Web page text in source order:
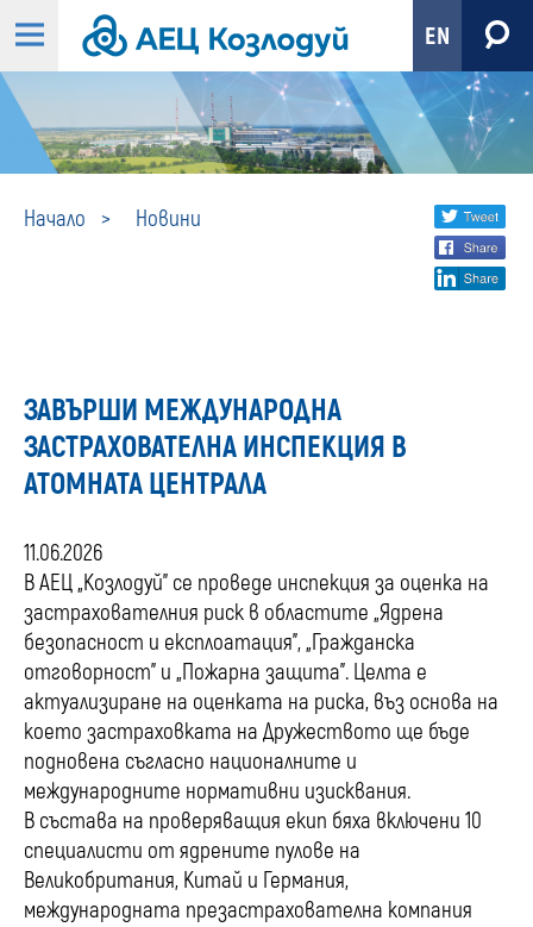
EN
Начало Новини
Share
social
ЗАВЪРШИ МЕЖДУНАРОДНА
ЗАСТРАХОВАТЕЛНА ИНСПЕКЦИЯ В
АТОМНАТА ЦЕНТРАЛА
11.06.2026
В АЕЦ „Козлодуй” се проведе инспекция за оценка на
застрахователния риск в областите „Ядрена
безопасност и експлоатация”, „Гражданска
отговорност” и „Пожарна защита”. Целта е
актуализиране на оценката на риска, въз основа на
което застраховката на Дружеството ще бъде
подновена съгласно националните и
международните нормативни изисквания.
В състава на проверяващия екип бяха включени 10
специалисти от ядрените пулове на
Великобритания, Китай и Германия,
международната презастрахователна компания